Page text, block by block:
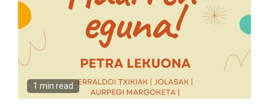
1 min read